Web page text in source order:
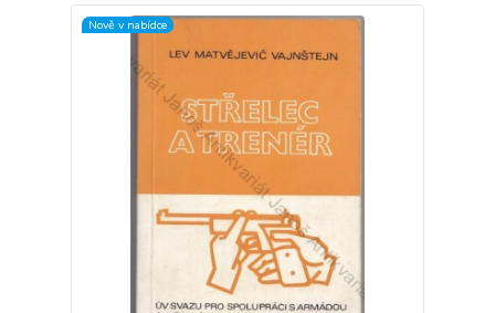
Nově v nabídce